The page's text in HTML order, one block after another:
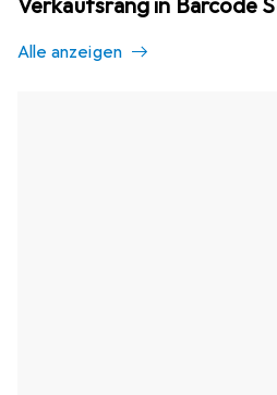
Verkaufsrang in Barcode
Alle anzeigen